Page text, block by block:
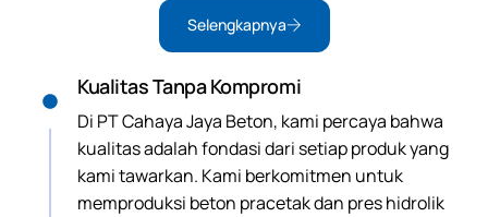
Selengkapnya
Kualitas Tanpa Kompromi
Di PT Cahaya Jaya Beton, kami percaya bahwa
kualitas adalah fondasi dari setiap produk yang
kami tawarkan. Kami berkomitmen untuk
memproduksi beton pracetak dan pres hidrolik